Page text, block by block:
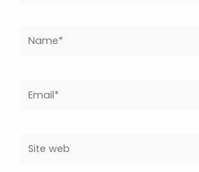
Name*
Email*
Site